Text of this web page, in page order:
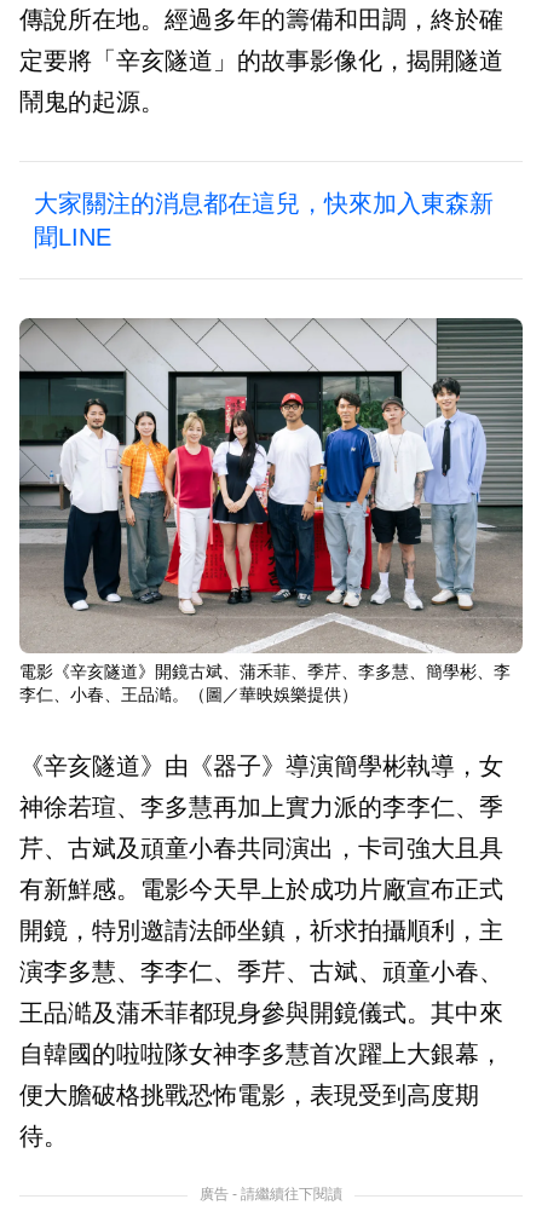
傳說所在地。經過多年的籌備和田調，終於確
定要將「辛亥隧道」的故事影像化，揭開隧道
鬧鬼的起源。
大家關注的消息都在這兒，快來加入東森新
聞LINE
電影《辛亥隧道》開鏡古斌、蒲禾菲、季芹、李多慧、簡學彬、李
李仁、小春、王品澔。（圖／華映娛樂提供）
《辛亥隧道》由《器子》導演簡學彬執導，女
神徐若瑄、李多慧再加上實力派的李李仁、季
芹、古斌及頑童小春共同演出，卡司強大且具
有新鮮感。電影今天早上於成功片廠宣布正式
開鏡，特別邀請法師坐鎮，祈求拍攝順利，主
演李多慧、李李仁、季芹、古斌、頑童小春、
王品澔及蒲禾菲都現身參與開鏡儀式。其中來
自韓國的啦啦隊女神李多慧首次躍上大銀幕，
便大膽破格挑戰恐怖電影，表現受到高度期
待。
廣告 - 請繼續往下閱讀